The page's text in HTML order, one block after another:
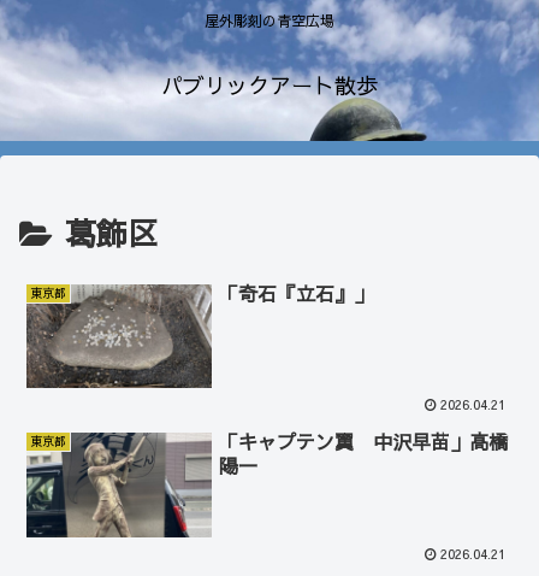
屋外彫刻の青空広場
パブリックアート散歩
葛飾区
東京都 「奇石『立石』」
2026.04.21
東京都
「キャプテン翼 中沢早苗」高橋
陽一
2026.04.21